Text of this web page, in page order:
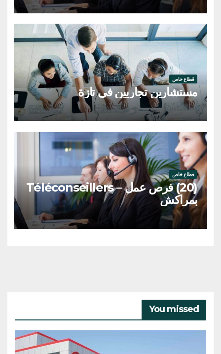
قطاع خاص
مستشارين تجاريين في تازة
قطاع خاص
(20) فرص عمل – Téléconseillers
بمراكش
You missed